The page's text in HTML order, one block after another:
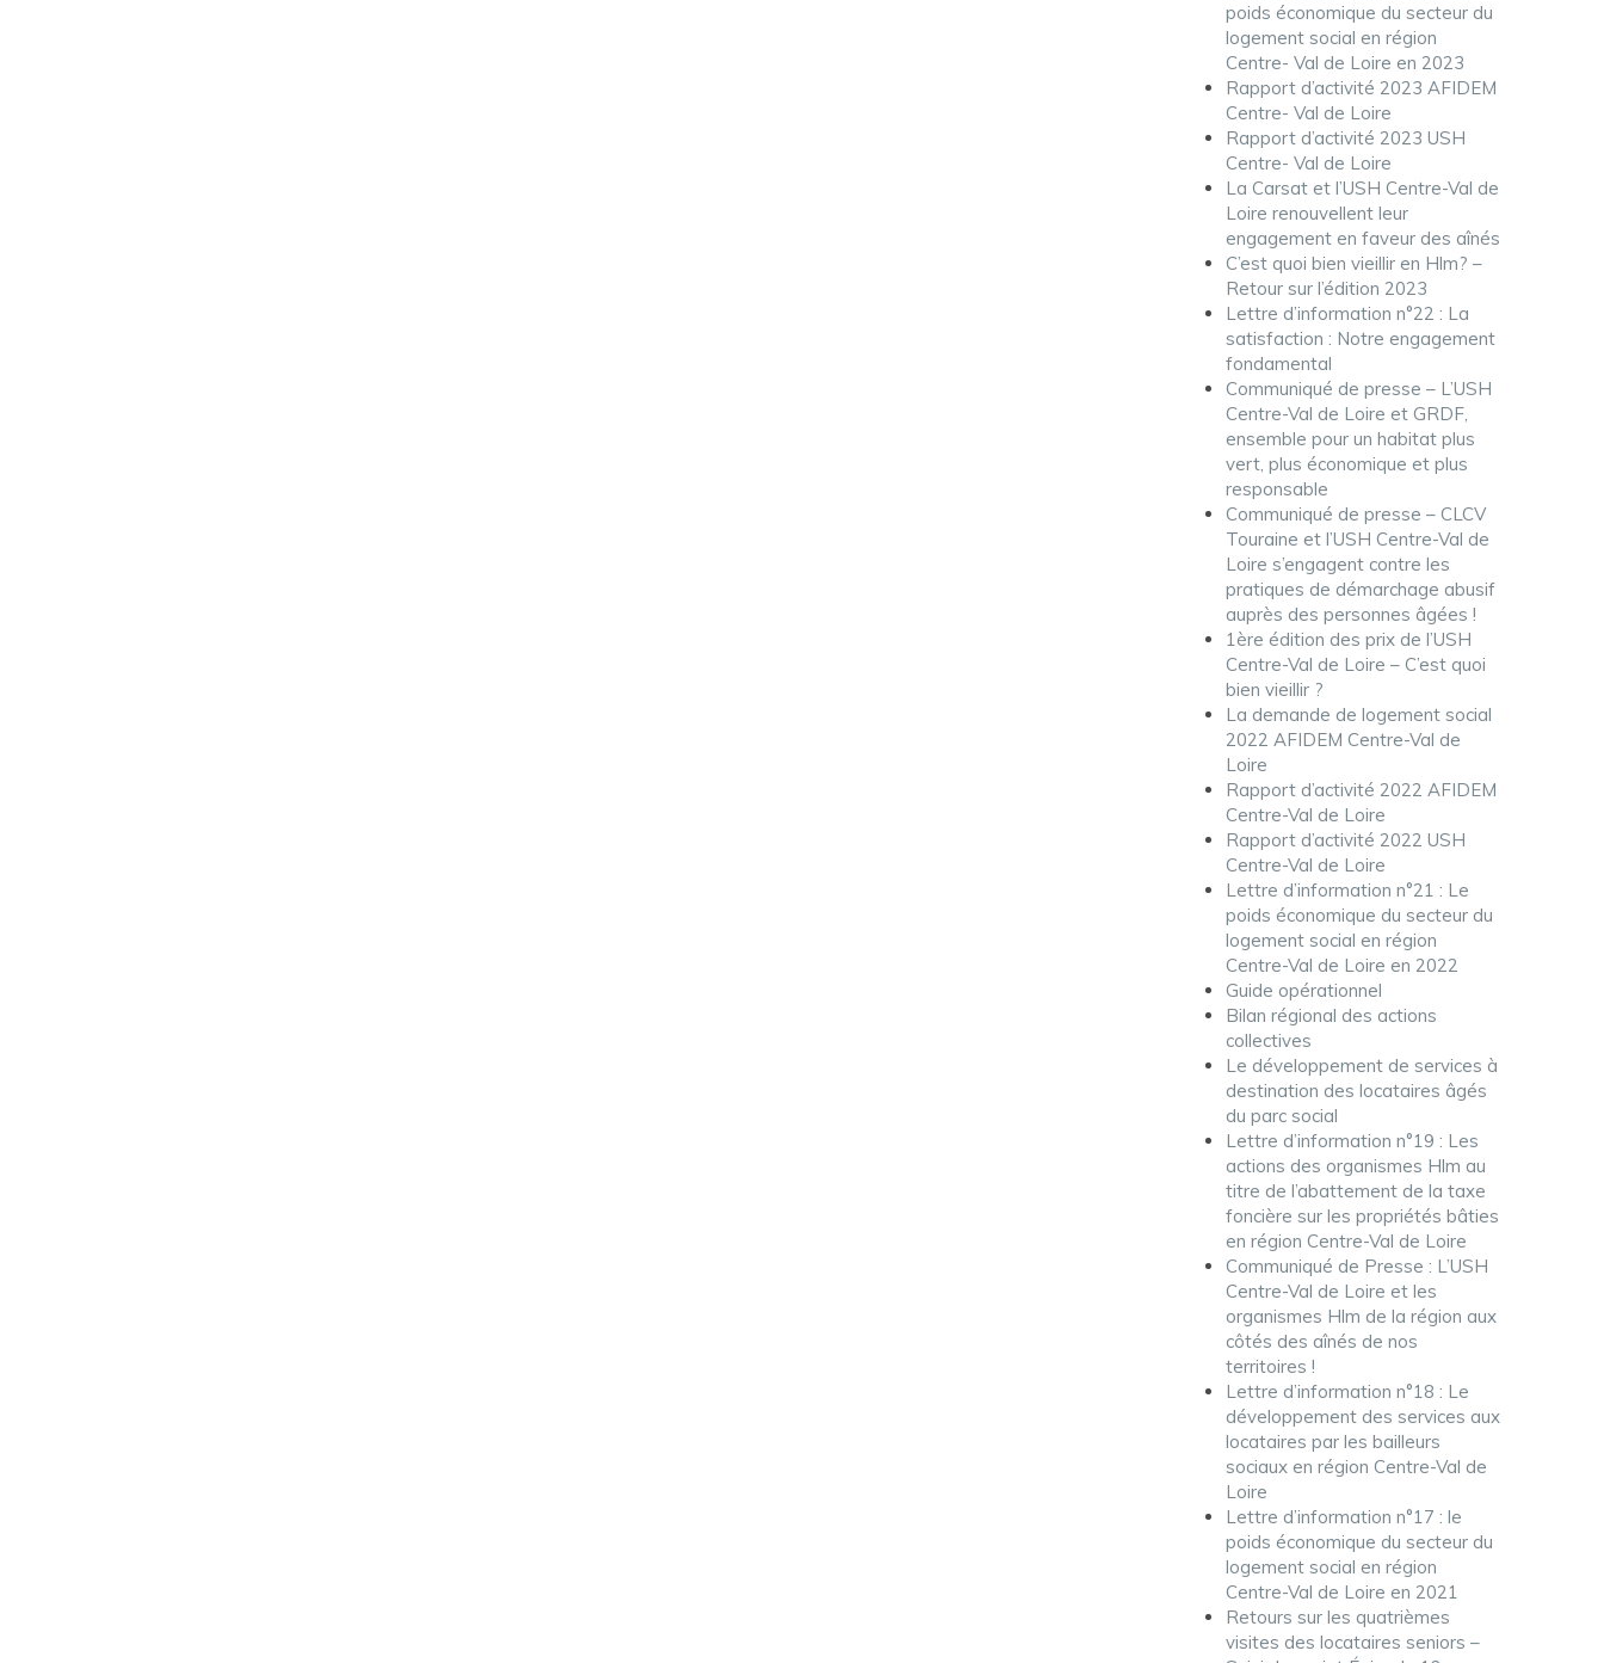
poids économique du secteur du
logement social en région
Centre- Val de Loire en 2023
Rapport d’activité 2023 AFIDEM
Centre- Val de Loire
Rapport d’activité 2023 USH
Centre- Val de Loire
La Carsat et l’USH Centre-Val de
Loire renouvellent leur
engagement en faveur des aînés
C’est quoi bien vieillir en Hlm? –
Retour sur l’édition 2023
Lettre d’information n°22 : La
satisfaction : Notre engagement
fondamental
Communiqué de presse – L’USH
Centre-Val de Loire et GRDF,
ensemble pour un habitat plus
vert, plus économique et plus
responsable
Communiqué de presse – CLCV
Touraine et l’USH Centre-Val de
Loire s’engagent contre les
pratiques de démarchage abusif
auprès des personnes âgées !
1ère édition des prix de l’USH
Centre-Val de Loire – C’est quoi
bien vieillir ?
La demande de logement social
2022 AFIDEM Centre-Val de
Loire
Rapport d’activité 2022 AFIDEM
Centre-Val de Loire
Rapport d’activité 2022 USH
Centre-Val de Loire
Lettre d’information n°21 : Le
poids économique du secteur du
logement social en région
Centre-Val de Loire en 2022
Guide opérationnel
Bilan régional des actions
collectives
Le développement de services à
destination des locataires âgés
du parc social
Lettre d’information n°19 : Les
actions des organismes Hlm au
titre de l’abattement de la taxe
foncière sur les propriétés bâties
en région Centre-Val de Loire
Communiqué de Presse : L’USH
Centre-Val de Loire et les
organismes Hlm de la région aux
côtés des aînés de nos
territoires !
Lettre d’information n°18 : Le
développement des services aux
locataires par les bailleurs
sociaux en région Centre-Val de
Loire
Lettre d’information n°17 : le
poids économique du secteur du
logement social en région
Centre-Val de Loire en 2021
Retours sur les quatrièmes
visites des locataires seniors –